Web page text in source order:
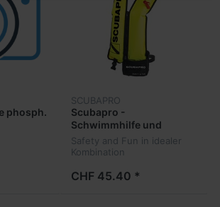
phosph.
SCUBAPRO
Scubapro -
Schwimmhilfe und
Sicherheitsboje
Safety and Fun in idealer
Kombination
CHF 45.40 *